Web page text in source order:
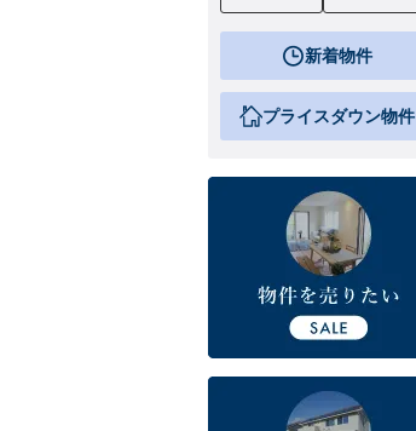
新着物件
プライスダウン物件